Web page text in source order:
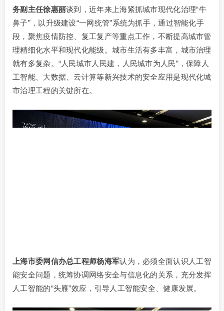
务副主任徐惠丽谈到，近年来上海紧抓城市现代化治理“牛
鼻子”，以升级建设“一网统管”系统为抓手，通过智能化手
段，聚焦疫情防控、复工复产等重点工作，不断提高城市管
理精细化水平和现代化能级。城市生活有多丰富，城市治理
就有多复杂。“人民城市人民建，人民城市为人民”，保障人
工智能、大数据、云计算等新兴技术的安全应用是现代化城
市治理工程的关键所在。
上海市委网信办总工程师杨海军认为，必须全面认识人工智
能安全问题，统筹协调网络安全与信息化的关系，充分发挥
人工智能的“头雁”效应，引导人工智能安全、健康发展。